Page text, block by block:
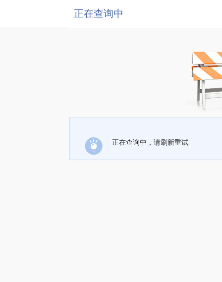
正在查询中
正在查询中，请刷新重试